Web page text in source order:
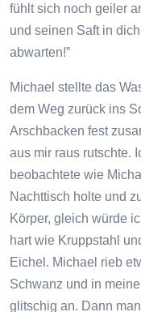
fühlt sich noch geiler
und seinen Saft in dich
abwarten!”
Michael stellte das
dem Weg zurück ins
Arschbacken fest
aus mir raus rutschte.
beobachtete wie
Nachttisch holte und
Körper, gleich würde
hart wie Kruppstahl
Eichel. Michael rieb
Schwanz und in
glitschig an. Dann